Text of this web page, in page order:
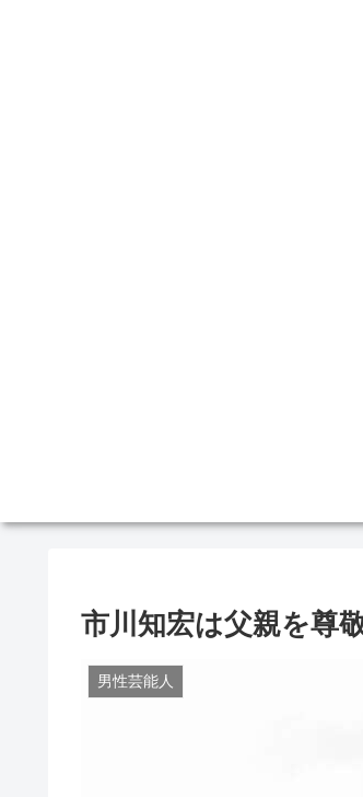
市川知宏は父親を尊
男性芸能人